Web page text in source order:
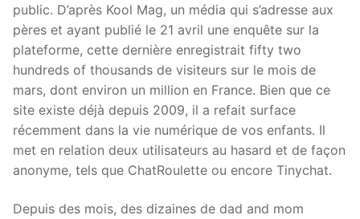
public. D’après Kool Mag, un média qui s’adresse aux
pères et ayant publié le 21 avril une enquête sur la
plateforme, cette dernière enregistrait fifty two
hundreds of thousands de visiteurs sur le mois de
mars, dont environ un million en France. Bien que ce
site existe déjà depuis 2009, il a refait surface
récemment dans la vie numérique de vos enfants. Il
met en relation deux utilisateurs au hasard et de façon
anonyme, tels que ChatRoulette ou encore Tinychat.
Depuis des mois, des dizaines de dad and mom